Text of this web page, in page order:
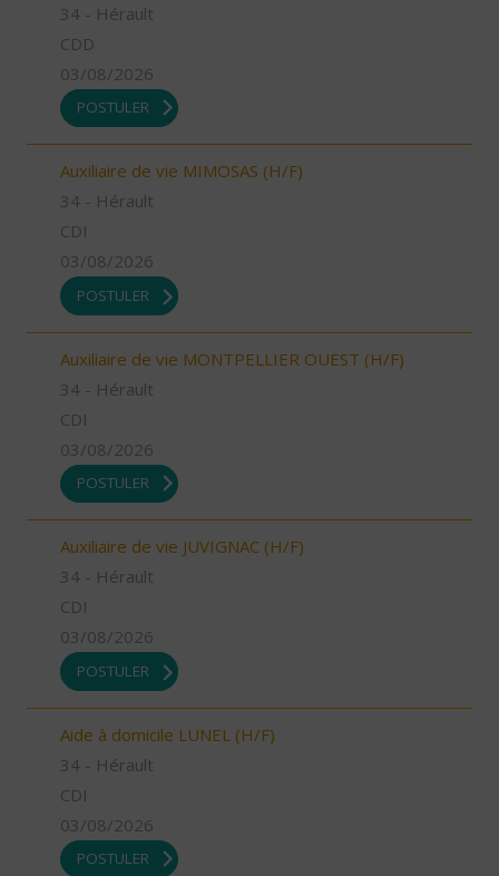
34 - Hérault
CDD
03/08/2026
POSTULER
Auxiliaire de vie MIMOSAS (H/F)
34 - Hérault
CDI
03/08/2026
POSTULER
Auxiliaire de vie MONTPELLIER OUEST (H/F)
34 - Hérault
CDI
03/08/2026
POSTULER
Auxiliaire de vie JUVIGNAC (H/F)
34 - Hérault
CDI
03/08/2026
POSTULER
Aide à domicile LUNEL (H/F)
34 - Hérault
CDI
03/08/2026
POSTULER